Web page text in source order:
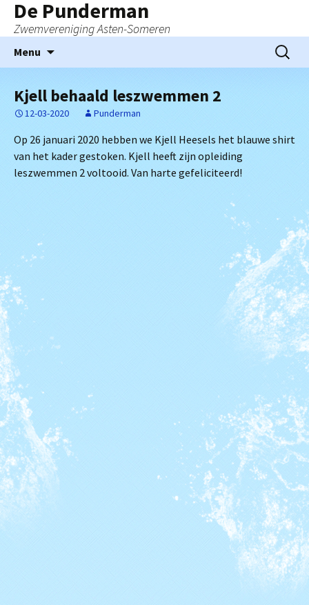
De Punderman
Zwemvereniging Asten-Someren
Menu
inhoud
Zoeken
naar:
Kjell behaald leszwemmen 2
12-03-2020 Punderman
Op 26 januari 2020 hebben we Kjell Heesels het blauwe shirt
van het kader gestoken. Kjell heeft zijn opleiding
leszwemmen 2 voltooid. Van harte gefeliciteerd!